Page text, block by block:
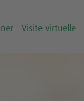
Visite virtuelle